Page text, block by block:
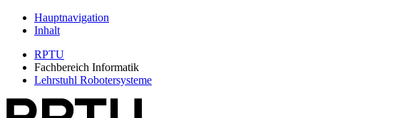
Hauptnavigation
Inhalt
RPTU
Fachbereich Informatik
Lehrstuhl Robotersysteme